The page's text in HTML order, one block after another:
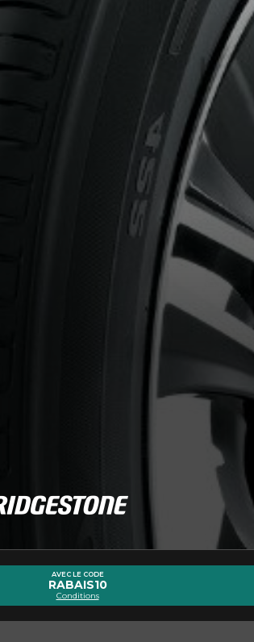
AVEC LE CODE
RABAIS10
Conditions
H/L 422 ECOPIA